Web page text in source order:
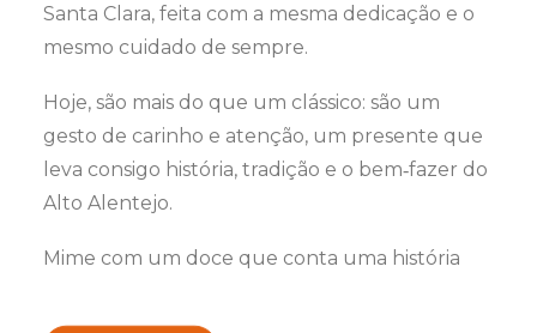
Santa Clara, feita com a mesma dedicação e o
mesmo cuidado de sempre.
Hoje, são mais do que um clássico: são um
gesto de carinho e atenção, um presente que
leva consigo história, tradição e o bem‑fazer do
Alto Alentejo.
Mime com um doce que conta uma história